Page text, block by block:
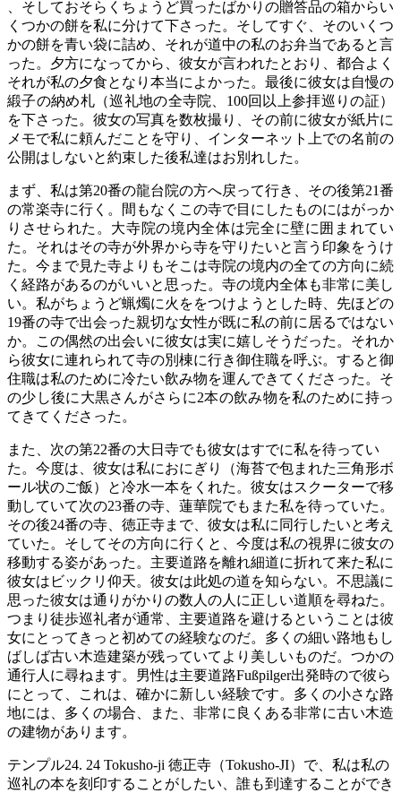
、そしておそらくちょうど買ったばかりの贈答品の箱からい
くつかの餅を私に分けて下さった。そしてすぐ、そのいくつ
かの餅を青い袋に詰め、それが道中の私のお弁当であると言
った。夕方になってから、彼女が言われたとおり、都合よく
それが私の夕食となり本当によかった。最後に彼女は自慢の
緞子の納め札（巡礼地の全寺院、100回以上参拝巡りの証）
を下さった。彼女の写真を数枚撮り、その前に彼女が紙片に
メモで私に頼んだことを守り、インターネット上での名前の
公開はしないと約束した後私達はお別れした。
まず、私は第20番の龍台院の方へ戻って行き、その後第21番
の常楽寺に行く。間もなくこの寺で目にしたものにはがっか
りさせられた。大寺院の境内全体は完全に壁に囲まれてい
た。それはその寺が外界から寺を守りたいと言う印象をうけ
た。今まで見た寺よりもそこは寺院の境内の全ての方向に続
く経路があるのがいいと思った。寺の境内全体も非常に美し
い。私がちょうど蝋燭に火ををつけようとした時、先ほどの
19番の寺で出会った親切な女性が既に私の前に居るではない
か。この偶然の出会いに彼女は実に嬉しそうだった。それか
ら彼女に連れられて寺の別棟に行き御住職を呼ぶ。すると御
住職は私のために冷たい飲み物を運んできてくださった。そ
の少し後に大黒さんがさらに2本の飲み物を私のために持っ
てきてくださった。
また、次の第22番の大日寺でも彼女はすでに私を待ってい
た。今度は、彼女は私におにぎり（海苔で包まれた三角形ボ
ール状のご飯）と冷水一本をくれた。彼女はスクーターで移
動していて次の23番の寺、蓮華院でもまた私を待っていた。
その後24番の寺、徳正寺まで、彼女は私に同行したいと考え
ていた。そしてその方向に行くと、今度は私の視界に彼女の
移動する姿があった。主要道路を離れ細道に折れて来た私に
彼女はビックリ仰天。彼女は此処の道を知らない。不思議に
思った彼女は通りがかりの数人の人に正しい道順を尋ねた。
つまり徒歩巡礼者が通常、主要道路を避けるということは彼
女にとってきっと初めての経験なのだ。多くの細い路地もし
ばしば古い木造建築が残っていてより美しいものだ。つかの
通行人に尋ねます。男性は主要道路Fußpilger出発時ので彼ら
にとって、これは、確かに新しい経験です。多くの小さな路
地には、多くの場合、また、非常に良くある非常に古い木造
の建物があります。
テンプル24. 24 Tokusho‐ji 徳正寺（Tokusho-JI）で、私は私の
巡礼の本を刻印することがしたい、誰も到達することができ